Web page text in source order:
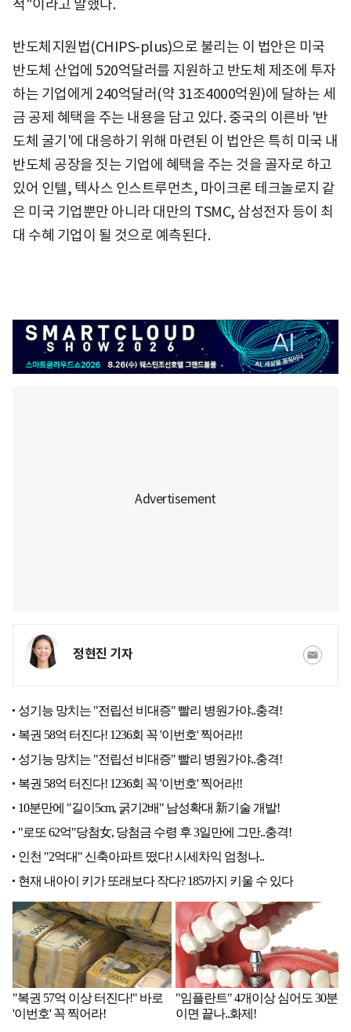
적"이라고 말했다.
반도체지원법(CHIPS-plus)으로 불리는 이 법안은 미국
반도체 산업에 520억달러를 지원하고 반도체 제조에 투자
하는 기업에게 240억달러(약 31조4000억원)에 달하는 세
금 공제 혜택을 주는 내용을 담고 있다. 중국의 이른바 '반
도체 굴기'에 대응하기 위해 마련된 이 법안은 특히 미국 내
반도체 공장을 짓는 기업에 혜택을 주는 것을 골자로 하고
있어 인텔, 텍사스 인스트루먼츠, 마이크론 테크놀로지 같
은 미국 기업뿐만 아니라 대만의 TSMC, 삼성전자 등이 최
대 수혜 기업이 될 것으로 예측된다.
정현진 기자